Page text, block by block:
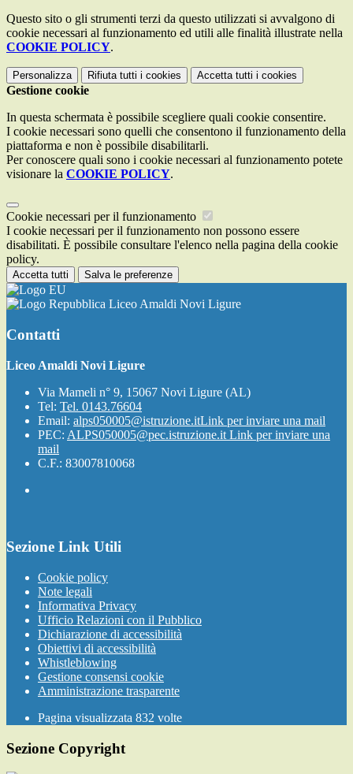
Questo sito o gli strumenti terzi da questo utilizzati si avvalgono di
cookie necessari al funzionamento ed utili alle finalità illustrate nella
COOKIE POLICY.
Personalizza Rifiuta tutti i cookies Accetta tutti i cookies
Gestione cookie
In questa schermata è possibile scegliere quali cookie consentire.
I cookie necessari sono quelli che consentono il funzionamento della
piattaforma e non è possibile disabilitarli.
Per conoscere quali sono i cookie necessari al funzionamento potete
visionare la COOKIE POLICY.
Cookie necessari per il funzionamento
I cookie necessari per il funzionamento non possono essere
disabilitati. È possibile consultare l'elenco nella pagina della cookie
policy.
Accetta tutti Salva le preferenze
Liceo Amaldi Novi Ligure
Contatti
Liceo Amaldi Novi Ligure
Via Mameli n° 9, 15067 Novi Ligure (AL)
Tel: Tel. 0143.76604
Email: alps050005@istruzione.itLink per inviare una mail
PEC: ALPS050005@pec.istruzione.it Link per inviare una
mail
C.F.: 83007810068
Sezione Link Utili
Cookie policy
Note legali
Informativa Privacy
Ufficio Relazioni con il Pubblico
Dichiarazione di accessibilità
Obiettivi di accessibilità
Whistleblowing
Gestione consensi cookie
Amministrazione trasparente
Pagina visualizzata 832 volte
Sezione Copyright